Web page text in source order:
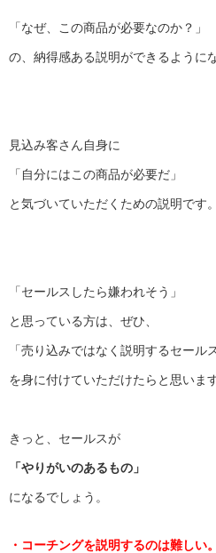
「なぜ、この商品が必要なのか？」
の、納得感ある説明ができるように
見込み客さん自身に
「自分にはこの商品が必要だ」
と気づいていただくための説明です。
「セールスしたら嫌われそう」
と思っている方は、ぜひ、
「売り込みではなく説明するセールス
を身に付けていただけたらと思います
きっと、セールスが
「やりがいのあるもの」
になるでしょう。
・コーチングを説明するのは難しい。